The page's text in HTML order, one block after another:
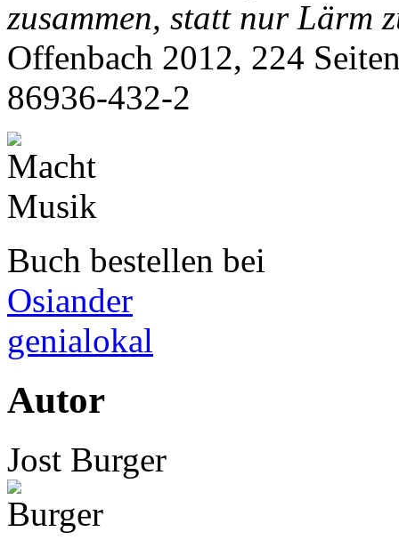
zusammen, statt nur Lärm
Offenbach 2012, 224
86936-432-2
Buch bestellen bei
Osiander
genialokal
Autor
Jost Burger